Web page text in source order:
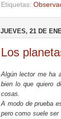
Etiquetas:
JUEVES, 21 DE
Los
Algún lector me ha
bien lo que quiero
cosas.
A modo de prueba
pero como suele